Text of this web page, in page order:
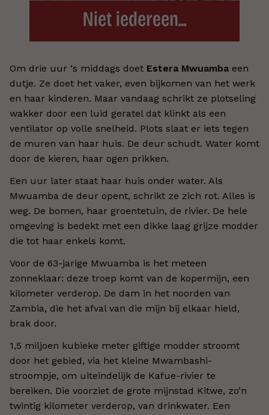
Om drie uur ‘s middags doet Estera Mwuamba een
dutje. Ze doet het vaker, even bijkomen van het werk
en haar kinderen. Maar vandaag schrikt ze plotseling
wakker door een luid geratel dat klinkt als een
ventilator op volle snelheid. Plots slaat er iets tegen
de muren van haar huis. De deur schudt. Water komt
door de kieren, haar ogen prikken.
Een uur later staat haar huis onder water. Als
Mwuamba de deur opent, schrikt ze zich rot. Alles is
weg. De bomen, haar groentetuin, de rivier. De hele
omgeving is bedekt met een dikke laag grijze modder
die tot haar enkels komt.
Voor de 63-jarige Mwuamba is het meteen
zonneklaar: deze troep komt van de kopermijn, een
kilometer verderop. De dam in het noorden van
Zambia, die het afval van die mijn bij elkaar hield,
brak door.
1,5 miljoen kubieke meter giftige modder stroomt
door het gebied, via het kleine Mwambashi-
stroompje, om uiteindelijk de Kafue-rivier te
bereiken. Die voorziet de grote mijnstad Kitwe, zo’n
twintig kilometer verderop, van drinkwater. Een